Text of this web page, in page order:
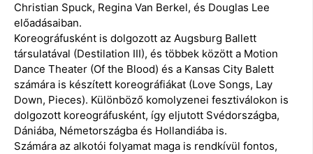
Christian Spuck, Regina Van Berkel, és Douglas Lee
előadásaiban.
Koreográfusként is dolgozott az Augsburg Ballett
társulatával (Destilation III), és többek között a Motion
Dance Theater (Of the Blood) és a Kansas City Balett
számára is készített koreográfiákat (Love Songs, Lay
Down, Pieces). Különböző komolyzenei fesztiválokon is
dolgozott koreográfusként, így eljutott Svédországba,
Dániába, Németországba és Hollandiába is.
Számára az alkotói folyamat maga is rendkívül fontos,